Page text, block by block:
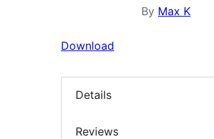
By Max K
Download
Details
Reviews